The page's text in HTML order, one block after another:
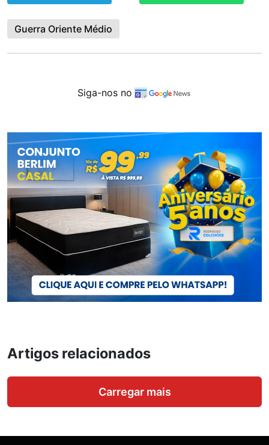
Guerra Oriente Médio
Siga-nos no
Artigos relacionados
Carregar mais